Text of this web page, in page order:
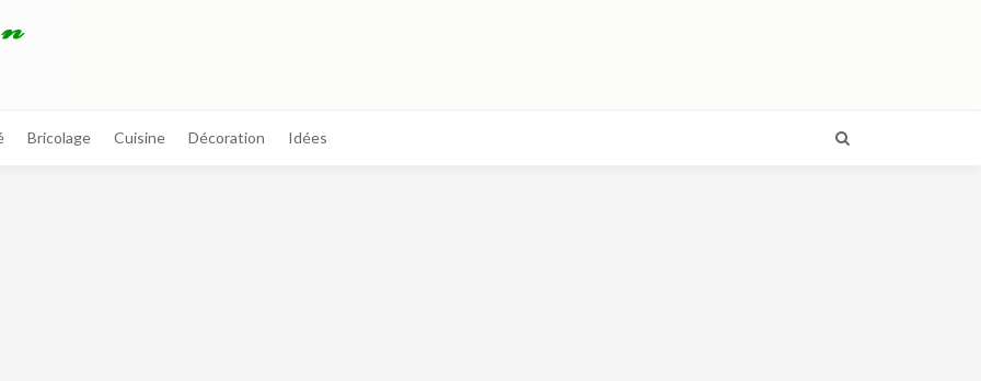
Bricolage Cuisine Décoration Idées